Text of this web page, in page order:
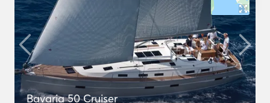
Bavaria 50 Cruiser